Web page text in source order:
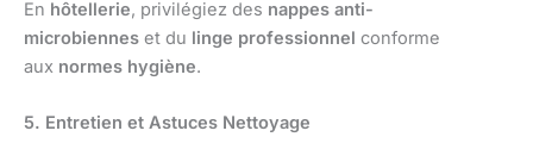
En hôtellerie, privilégiez des nappes anti-
microbiennes et du linge professionnel conforme
aux normes hygiène.
5. Entretien et Astuces Nettoyage